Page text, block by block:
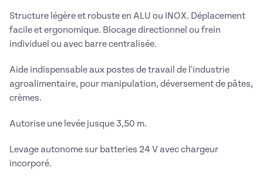
Structure légère et robuste en ALU ou INOX. Déplacement
facile et ergonomique. Blocage directionnel ou frein
individuel ou avec barre centralisée.
Aide indispensable aux postes de travail de l'industrie
agroalimentaire, pour manipulation, déversement de pâtes,
crèmes.
Autorise une levée jusque 3,50 m.
Levage autonome sur batteries 24 V avec chargeur
incorporé.